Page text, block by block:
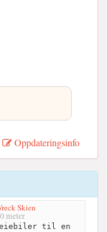
Oppdateringsinfo
Skien
meter
til en